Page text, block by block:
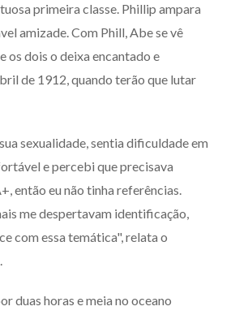
primeira classe. Phillip ampara
amizade. Com Phill, Abe se vê
os dois o deixa encantado e
de 1912, quando terão que lutar
sexualidade, sentia dificuldade em
e percebi que precisava
então eu não tinha referências.
me despertavam identificação,
com essa temática", relata o
duas horas e meia no oceano